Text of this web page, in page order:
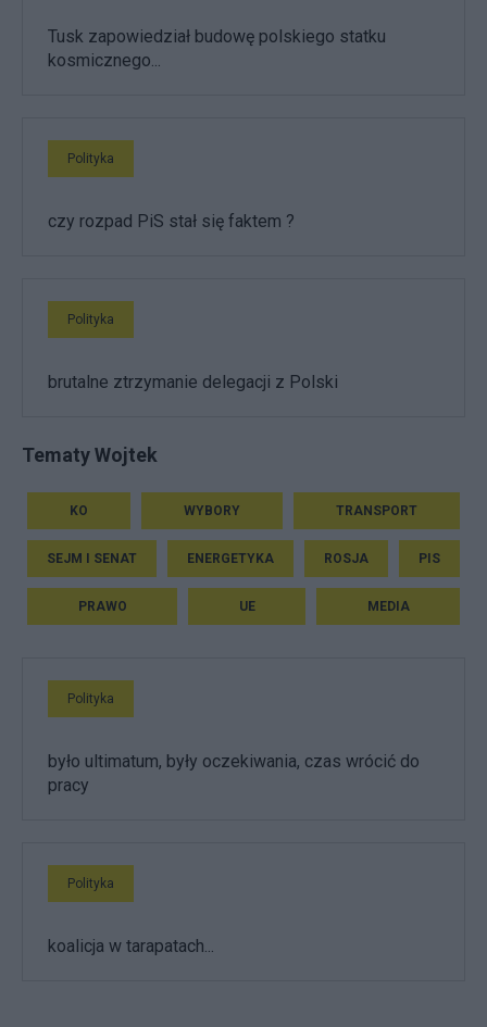
Tusk zapowiedział budowę polskiego statku
kosmicznego...
Polityka
czy rozpad PiS stał się faktem ?
Polityka
brutalne ztrzymanie delegacji z Polski
Tematy Wojtek
KO WYBORY TRANSPORT
SEJM I SENAT ENERGETYKA ROSJA PIS
PRAWO UE MEDIA
Polityka
było ultimatum, były oczekiwania, czas wrócić do
pracy
Polityka
koalicja w tarapatach...